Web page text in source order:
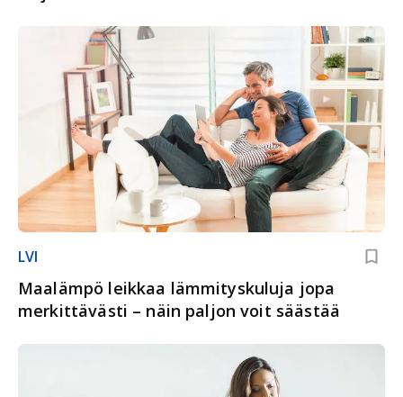
LVI
Maalämpö leikkaa lämmityskuluja jopa
merkittävästi – näin paljon voit säästää